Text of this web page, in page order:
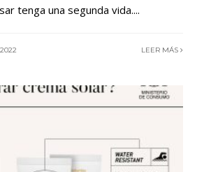
tenga una segunda vida....
LEER MÁS